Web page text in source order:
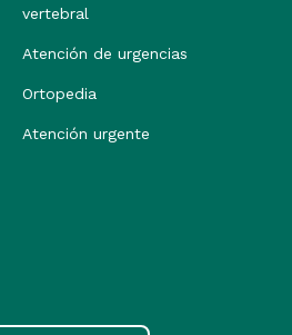
vertebral
Atención de urgencias
Ortopedia
Atención urgente